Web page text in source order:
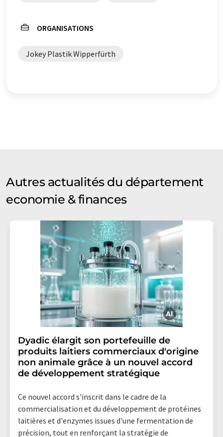
ORGANISATIONS
Jokey Plastik Wipperfürth
Autres actualités du département
economie & finances
Dyadic élargit son portefeuille de
produits laitiers commerciaux d'origine
non animale grâce à un nouvel accord
de développement stratégique
Ce nouvel accord s'inscrit dans le cadre de la
commercialisation et du développement de protéines
laitières et d'enzymes issues d'une fermentation de
précision, tout en renforçant la stratégie de